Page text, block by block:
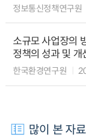
정보통신정책연구원
소규모 사업장의
정책의 성과 및 개
한국환경연구원
많이 본 자료